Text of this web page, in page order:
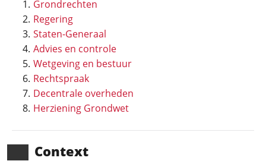
Grondrechten
Regering
Staten-Generaal
Advies en controle
Wetgeving en bestuur
Rechtspraak
Decentrale overheden
Herziening Grondwet
Context